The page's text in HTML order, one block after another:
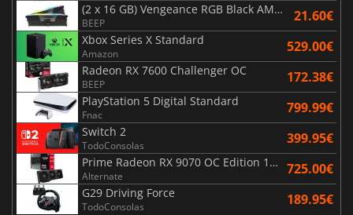
(2 x 16 GB) Vengeance RGB Black AMD Expo 6000 MHz - CAS 30
BEEP 21.60€
Xbox Series X Standard
Amazon 529.00€
Radeon RX 7600 Challenger OC
BEEP 172.38€
PlayStation 5 Digital Standard
Fnac 799.99€
Switch 2
TodoConsolas 399.95€
Prime Radeon RX 9070 OC Edition 16GB
Alternate 725.00€
G29 Driving Force
TodoConsolas 189.95€